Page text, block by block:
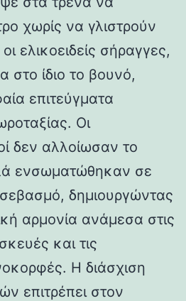
χωρίς να γλιστρούν
ελικοειδείς σήραγγες,
στο ίδιο το βουνό,
επιτεύγματα
Οι
δεν αλλοίωσαν το
ενσωματώθηκαν σε
δημιουργώντας
αρμονία ανάμεσα στις
και τις
Η διάσχιση
επιτρέπει στον